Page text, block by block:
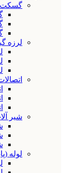
گسکت
لرزه
شیر
لوله